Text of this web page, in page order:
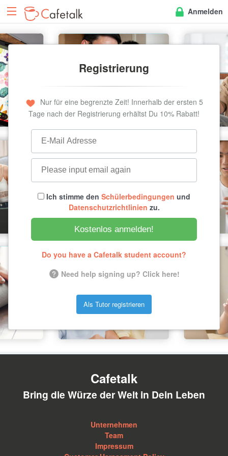
Anmelden
Registrierung
Nur für eine begrenzte Zeit! Innerhalb der ersten 5
Tage nach der Registrierung erhältst Du 10% Rabatt!
Ich stimme den Schülerbedingungen und
Datenschutzrichtlinien zu.
Kostenlos anmelden!
Do you have a Cafetalk student account?
Need help signing up? Click here!
Als Tutor registrieren
Cafetalk
Bring die Würze der Welt in Dein Leben
Unternehmen
Team
Impressum